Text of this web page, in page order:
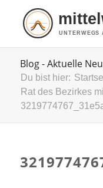
UNTERWEGS
Blog - Aktuelle
Du bist hier:
Rat des Bezirkes